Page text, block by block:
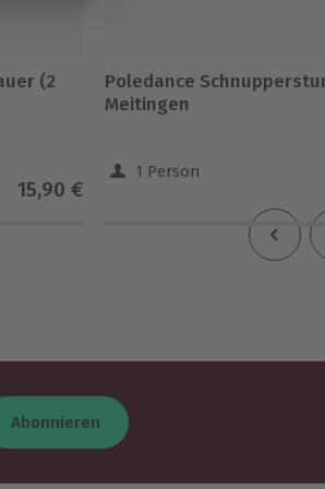
(2
15,90 €
Poledance
Meitingen
1 Person
Abonnieren